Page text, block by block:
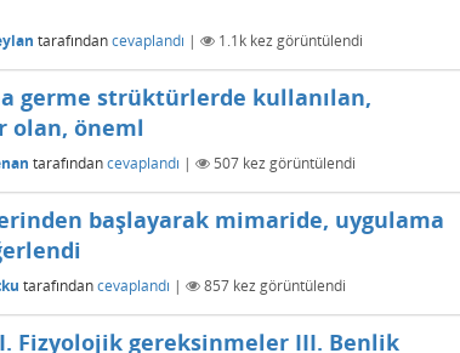
tarafındancevaplandı | 1.1k kez görüntülendi
germe strüktürlerde kullanılan,
olan, öneml
tarafındancevaplandı | 507 kez görüntülendi
başlayarak mimaride, uygulama
tarafındancevaplandı | 857 kez görüntülendi
Fizyolojik gereksinmeler III. Benlik